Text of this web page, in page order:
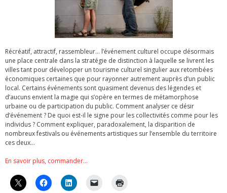
Récréatif, attractif, rassembleur… l’événement culturel occupe désormais
une place centrale dans la stratégie de distinction à laquelle se livrent les
villes tant pour développer un tourisme culturel singulier aux retombées
économiques certaines que pour rayonner autrement auprès d’un public
local. Certains événements sont quasiment devenus des légendes et
d’aucuns envient la magie qui s’opère en termes de métamorphose
urbaine ou de participation du public. Comment analyser ce désir
d’événement ? De quoi est-il le signe pour les collectivités comme pour les
individus ? Comment expliquer, paradoxalement, la disparition de
nombreux festivals ou événements artistiques sur l’ensemble du territoire
ces deux…
En savoir plus, commander…